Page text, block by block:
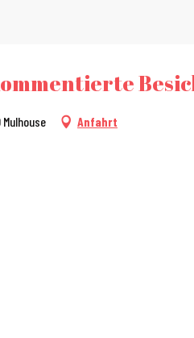
Anfahrt